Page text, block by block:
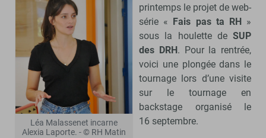
Léa Malassenet incarne
Alexia Laporte. - © RH Matin
printemps le projet de web-
série « Fais pas ta RH»
sous la houlette de SUP
des DRH. Pour la rentrée,
voici une plongée dans le
tournage lors d’une visite
sur le tournage en
backstage organisé le
16 septembre.